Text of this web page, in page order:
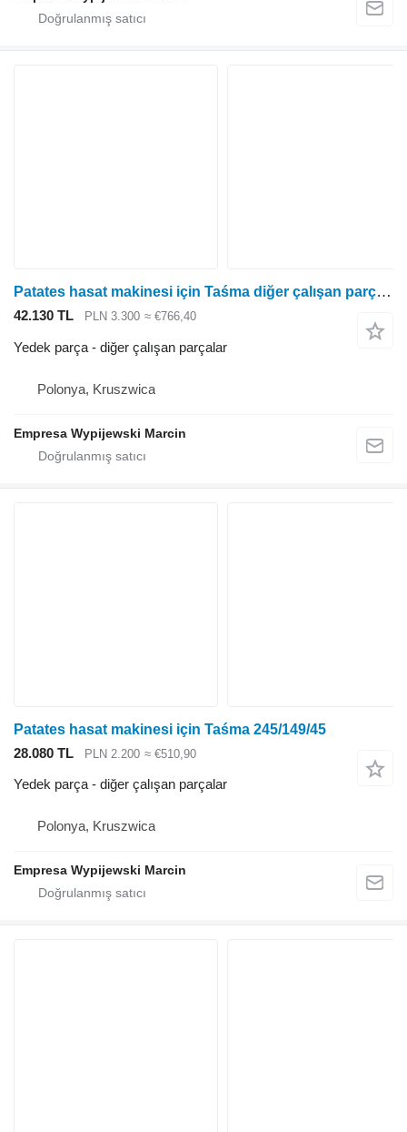
Patates hasat makinesi için Taśma diğer çalışan parçalar
42.130 TL PLN 3.300 ≈ €766,40
Yedek parça - diğer çalışan parçalar
Polonya, Kruszwica
Empresa Wypijewski Marcin
Patates hasat makinesi için Taśma 245/149/45
28.080 TL
PLN 2.200 ≈ €510,90
Yedek parça - diğer çalışan parçalar
Polonya, Kruszwica
Empresa Wypijewski Marcin